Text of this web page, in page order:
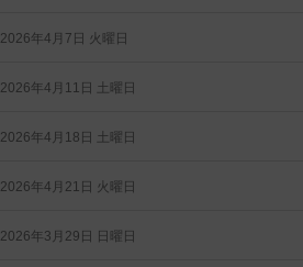
2026年4月7日 火曜日
2026年4月11日 土曜日
2026年4月18日 土曜日
2026年4月21日 火曜日
2026年3月29日 日曜日